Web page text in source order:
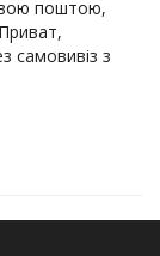
поштою,
самовивіз з